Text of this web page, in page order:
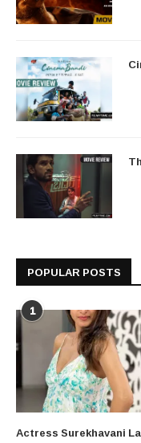
POPULAR POSTS
1
Actress Surekhavani